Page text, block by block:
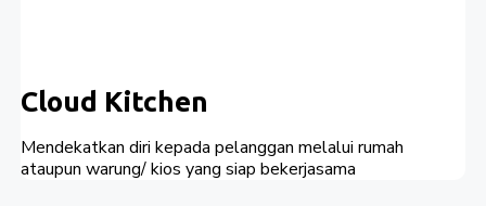
Cloud Kitchen
Mendekatkan diri kepada pelanggan melalui rumah
ataupun warung/ kios yang siap bekerjasama